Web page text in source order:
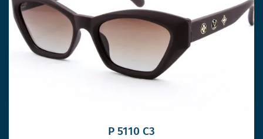
P 5110 C3